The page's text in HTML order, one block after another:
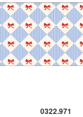
0322.971